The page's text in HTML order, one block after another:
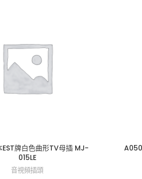
牌白色曲形TV母插 MJ-
015LE
音視頻插頭